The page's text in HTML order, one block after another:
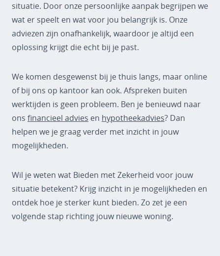
situatie. Door onze persoonlijke aanpak begrijpen we
wat er speelt en wat voor jou belangrijk is. Onze
adviezen zijn onafhankelijk, waardoor je altijd een
oplossing krijgt die echt bij je past.
We komen desgewenst bij je thuis langs, maar online
of bij ons op kantoor kan ook. Afspreken buiten
werktijden is geen probleem. Ben je benieuwd naar
ons financieel advies en hypotheekadvies? Dan
helpen we je graag verder met inzicht in jouw
mogelijkheden.
Wil je weten wat Bieden met Zekerheid voor jouw
situatie betekent? Krijg inzicht in je mogelijkheden en
ontdek hoe je sterker kunt bieden. Zo zet je een
volgende stap richting jouw nieuwe woning.